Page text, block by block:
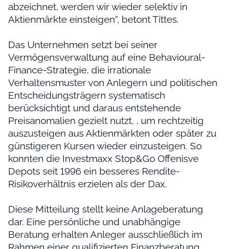
abzeichnet, werden wir wieder selektiv in
Aktienmärkte einsteigen“, betont Tittes.
Das Unternehmen setzt bei seiner
Vermögensverwaltung auf eine Behavioural-
Finance-Strategie, die irrationale
Verhaltensmuster von Anlegern und politischen
Entscheidungsträgern systematisch
berücksichtigt und daraus entstehende
Preisanomalien gezielt nutzt, , um rechtzeitig
auszusteigen aus Aktienmärkten oder später zu
günstigeren Kursen wieder einzusteigen. So
konnten die Investmaxx Stop&Go Offenisve
Depots seit 1996 ein besseres Rendite-
Risikoverhältnis erzielen als der Dax.
Diese Mitteilung stellt keine Anlageberatung
dar. Eine persönliche und unabhängige
Beratung erhalten Anleger ausschließlich im